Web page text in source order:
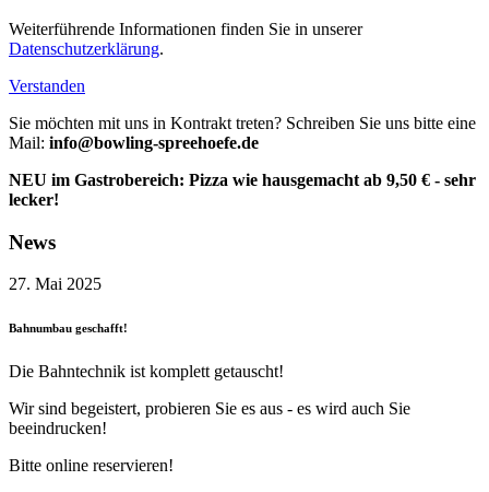
Weiterführende Informationen finden Sie in unserer
Datenschutzerklärung.
Verstanden
Sie möchten mit uns in Kontrakt treten? Schreiben Sie uns bitte eine
Mail: info@bowling-spreehoefe.de
NEU im Gastrobereich: Pizza wie hausgemacht ab 9,50 € - sehr
lecker!
News
27. Mai 2025
Bahnumbau geschafft!
Die Bahntechnik ist komplett getauscht!
Wir sind begeistert, probieren Sie es aus - es wird auch Sie
beeindrucken!
Bitte online reservieren!